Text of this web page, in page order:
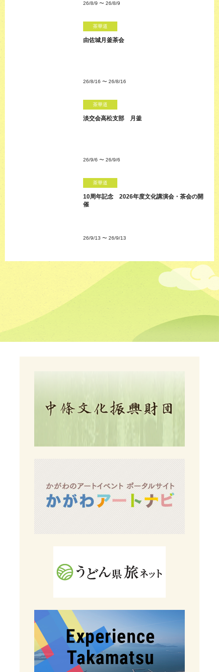
26/8/9 〜 26/8/9
茶華道
由佐城月釜茶会
26/8/16 〜 26/8/16
茶華道
淡交会高松支部 月釜
26/9/6 〜 26/9/6
茶華道
10周年記念 2026年度文化講演会・茶会の開
催
26/9/13 〜 26/9/13